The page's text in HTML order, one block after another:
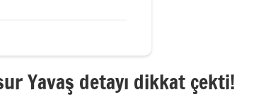
Yavaş detayı dikkat çekti!